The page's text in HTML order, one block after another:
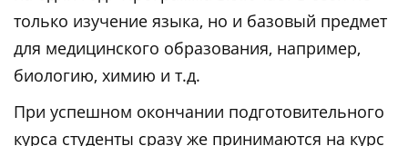
только изучение языка, но и базовый предмет
для медицинского образования, например,
биологию, химию и т.д.
При успешном окончании подготовительного
курса студенты сразу же принимаются на курс